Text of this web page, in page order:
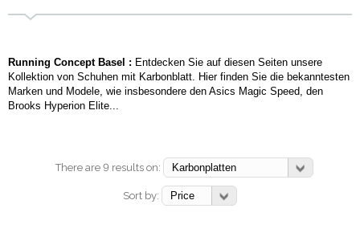
Running Concept Basel : Entdecken Sie auf diesen Seiten unsere
Kollektion von Schuhen mit Karbonblatt. Hier finden Sie die bekanntesten
Marken und Modele, wie insbesondere den Asics Magic Speed, den
Brooks Hyperion Elite...
There are 9 results on:
Sort by: